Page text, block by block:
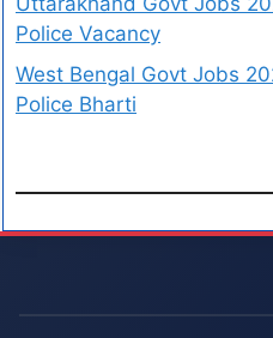
Police Vacancy
West Bengal Govt Jobs
Police Bharti